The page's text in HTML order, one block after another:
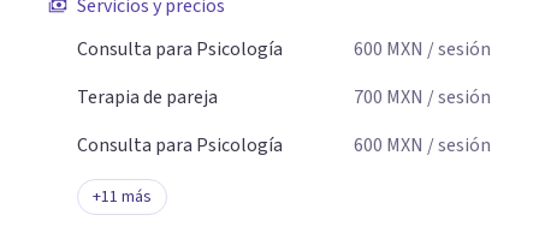
Servicios y precios
Consulta para Psicología
600 MXN / sesión
Terapia de pareja
700 MXN / sesión
Consulta para Psicología
600 MXN / sesión
+11 más